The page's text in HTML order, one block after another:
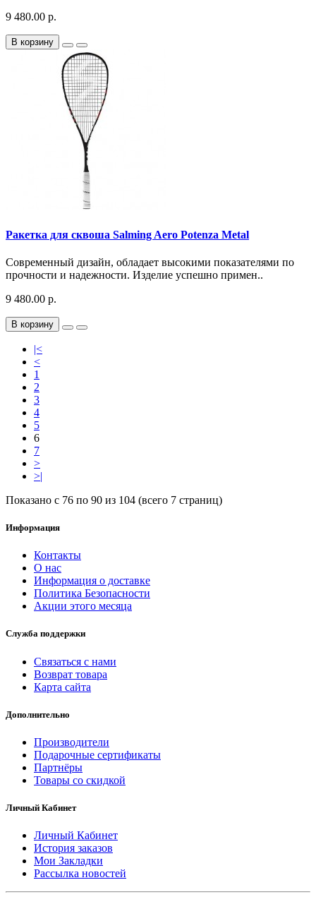
9 480.00 р.
В корзину
Ракетка для сквоша Salming Aero Potenza Metal
Современный дизайн, обладает высокими показателями по
прочности и надежности. Изделие успешно примен..
9 480.00 р.
В корзину
|<
<
1
2
3
4
5
6
7
>
>|
Показано с 76 по 90 из 104 (всего 7 страниц)
Информация
Контакты
О нас
Информация о доставке
Политика Безопасности
Акции этого месяца
Служба поддержки
Связаться с нами
Возврат товара
Карта сайта
Дополнительно
Производители
Подарочные сертификаты
Партнёры
Товары со скидкой
Личный Кабинет
Личный Кабинет
История заказов
Мои Закладки
Рассылка новостей